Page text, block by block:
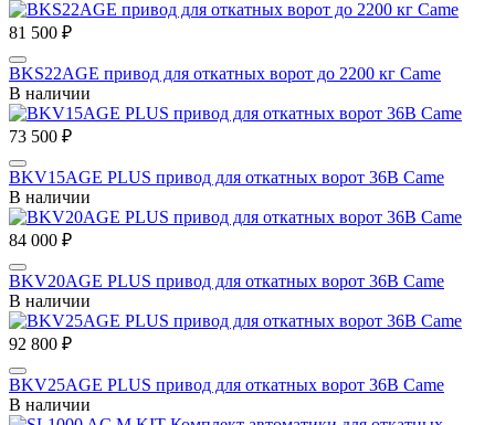
81 500 ₽
BKS22AGE привод для откатных ворот до 2200 кг Came
В наличии
73 500 ₽
BKV15AGE PLUS привод для откатных ворот 36В Came
В наличии
84 000 ₽
BKV20AGE PLUS привод для откатных ворот 36В Came
В наличии
92 800 ₽
BKV25AGE PLUS привод для откатных ворот 36В Came
В наличии